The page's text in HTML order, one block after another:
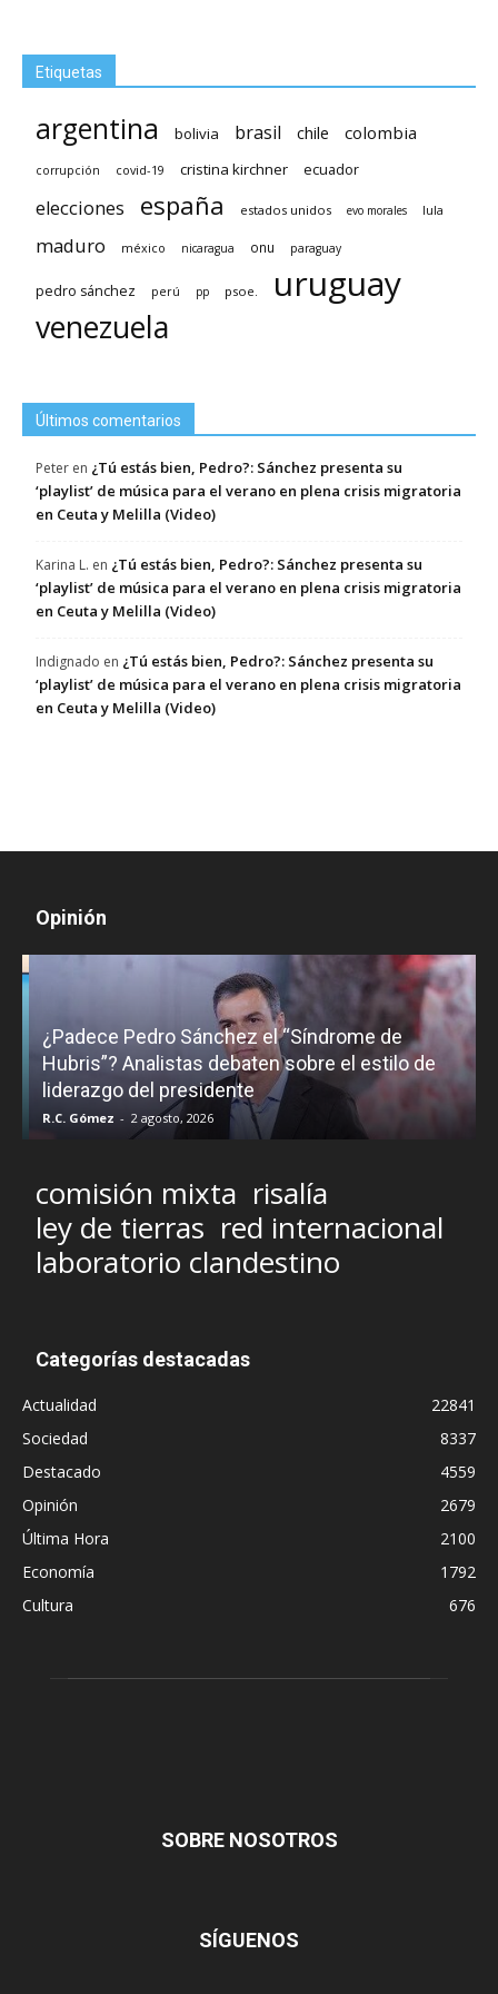
Etiquetas
argentina bolivia brasil chile colombia
corrupción covid-19 cristina kirchner ecuador
elecciones españa estados unidos evo morales lula
maduro méxico nicaragua onu paraguay
pedro sánchez perú pp psoe. uruguay
venezuela
Últimos comentarios
Peter en ¿Tú estás bien, Pedro?: Sánchez presenta su
‘playlist’ de música para el verano en plena crisis migratoria
en Ceuta y Melilla (Video)
Karina L. en ¿Tú estás bien, Pedro?: Sánchez presenta su
‘playlist’ de música para el verano en plena crisis migratoria
en Ceuta y Melilla (Video)
Indignado en ¿Tú estás bien, Pedro?: Sánchez presenta su
‘playlist’ de música para el verano en plena crisis migratoria
en Ceuta y Melilla (Video)
Opinión
¿Padece Pedro Sánchez el “Síndrome de
Hubris”? Analistas debaten sobre el estilo de
liderazgo del presidente
R.C. Gómez 2 agosto, 2026
comisión mixta risalía
ley de tierras red internacional
laboratorio clandestino
Categorías destacadas
Actualidad
22841
Sociedad
8337
Destacado
4559
Opinión
2679
Última Hora
2100
Economía
1792
Cultura
676
SOBRE NOSOTROS
SÍGUENOS